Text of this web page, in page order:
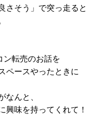
さそう」で突っ走ると
ン転売のお話を
ペースやったときに
なんと、
興味を持ってくれて！